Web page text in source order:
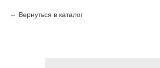
Вернуться в каталог